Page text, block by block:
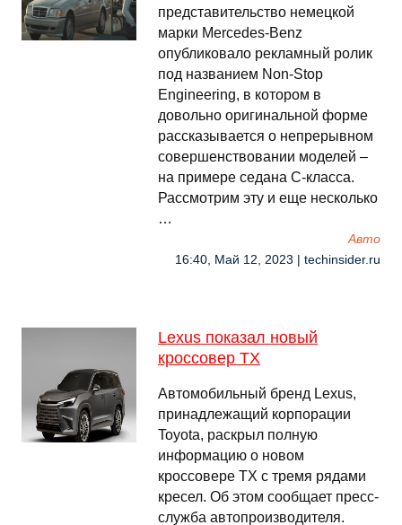
представительство немецкой
марки Mercedes-Benz
опубликовало рекламный ролик
под названием Non-Stop
Engineering, в котором в
довольно оригинальной форме
рассказывается о непрерывном
совершенствовании моделей –
на примере седана C-класса.
Рассмотрим эту и еще несколько
…
Авто
16:40, Май 12, 2023 | techinsider.ru
Lexus показал новый
кроссовер TX
Автомобильный бренд Lexus,
принадлежащий корпорации
Toyota, раскрыл полную
информацию о новом
кроссовере TX с тремя рядами
кресел. Об этом сообщает пресс-
служба автопроизводителя.